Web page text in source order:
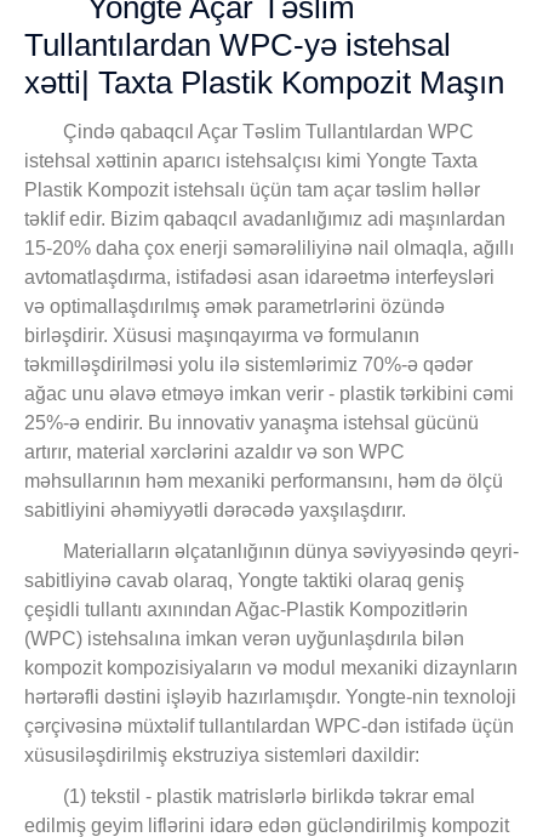
Tullantılardan WPC-yə istehsal
xətti| Taxta Plastik Kompozit Maşın
Çində qabaqcıl Açar Təslim Tullantılardan WPC
istehsal xəttinin aparıcı istehsalçısı kimi Yongte Taxta
Plastik Kompozit istehsalı üçün tam açar təslim həllər
təklif edir. Bizim qabaqcıl avadanlığımız adi maşınlardan
15-20% daha çox enerji səmərəliliyinə nail olmaqla, ağıllı
avtomatlaşdırma, istifadəsi asan idarəetmə interfeysləri
və optimallaşdırılmış əmək parametrlərini özündə
birləşdirir. Xüsusi maşınqayırma və formulanın
təkmilləşdirilməsi yolu ilə sistemlərimiz 70%-ə qədər
ağac unu əlavə etməyə imkan verir - plastik tərkibini cəmi
25%-ə endirir. Bu innovativ yanaşma istehsal gücünü
artırır, material xərclərini azaldır və son WPC
məhsullarının həm mexaniki performansını, həm də ölçü
sabitliyini əhəmiyyətli dərəcədə yaxşılaşdırır.
Materialların əlçatanlığının dünya səviyyəsində qeyri-
sabitliyinə cavab olaraq, Yongte taktiki olaraq geniş
çeşidli tullantı axınından Ağac-Plastik Kompozitlərin
(WPC) istehsalına imkan verən uyğunlaşdırıla bilən
kompozit kompozisiyaların və modul mexaniki dizaynların
hərtərəfli dəstini işləyib hazırlamışdır. Yongte-nin texnoloji
çərçivəsinə müxtəlif tullantılardan WPC-dən istifadə üçün
xüsusiləşdirilmiş ekstruziya sistemləri daxildir:
(1) tekstil - plastik matrislərlə birlikdə təkrar emal
edilmiş geyim liflərini idarə edən gücləndirilmiş kompozit